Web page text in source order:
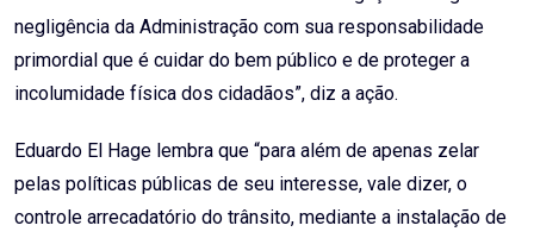
negligência da Administração com sua responsabilidade
primordial que é cuidar do bem público e de proteger a
incolumidade física dos cidadãos”, diz a ação.
Eduardo El Hage lembra que “para além de apenas zelar
pelas políticas públicas de seu interesse, vale dizer, o
controle arrecadatório do trânsito, mediante a instalação de